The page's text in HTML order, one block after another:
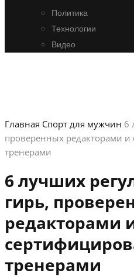
Политика
Технологии
Видео
Главная Спорт для мужчин 6
проверенных редакторами
тренерами
6 лучших
гирь,
редакторами
тренерами